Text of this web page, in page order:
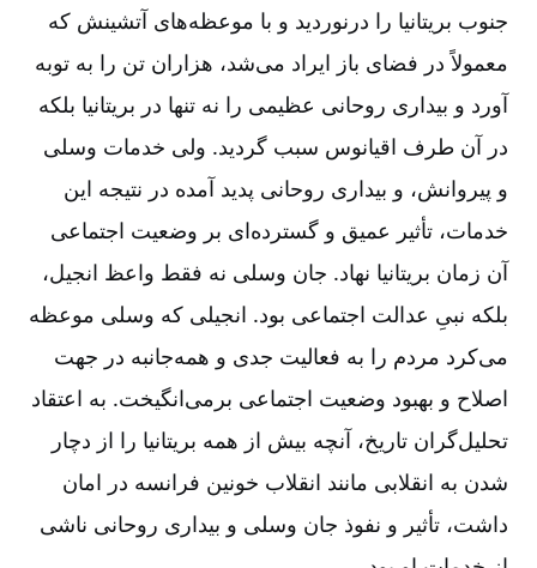
جنوب بریتانیا را درنوردید و با موعظه‌‌های آتشینش که
معمولاً در فضای باز ایراد می‌‌شد، هزاران تن را به توبه
آورد و بیداری روحانی عظیمی را نه تنها در بریتانیا بلکه
در آن طرف اقیانوس سبب گردید. ولی خدمات وسلی
و پیروانش، و بیداری روحانی پدید آمده در نتیجه این
خدمات، تأثیر عمیق و گسترده‌‌ای بر وضعیت اجتماعی
آن زمان بریتانیا نهاد. جان وسلی نه فقط واعظ انجیل،
بلکه نبیِ عدالت اجتماعی بود. انجیلی که وسلی موعظه
می‌‌کرد مردم را به فعالیت جدی و همه‌‌جانبه در جهت
اصلاح و بهبود وضعیت اجتماعی برمی‌‌انگیخت. به اعتقاد
تحلیل‌‌گران تاریخ، آنچه بیش از همه بریتانیا را از دچار
شدن به انقلابی مانند انقلاب خونین فرانسه در امان
داشت، تأثیر و نفوذ جان وسلی و بیداری روحانی ناشی